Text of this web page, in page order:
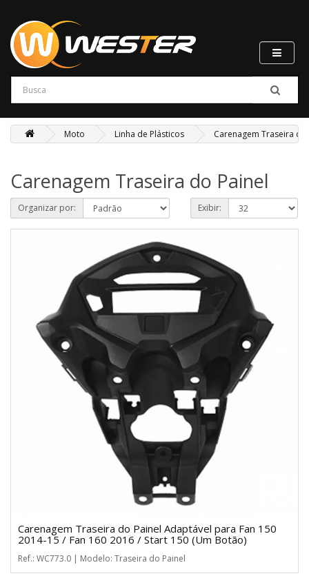
Moto Linha de Plásticos Carenagem Traseira do
Carenagem Traseira do Painel
Organizar por: Exibir:
Carenagem Traseira do Painel Adaptável para Fan 150
2014-15 / Fan 160 2016 / Start 150 (Um Botão)
Ref.: WC773.0 | Modelo: Traseira do Painel